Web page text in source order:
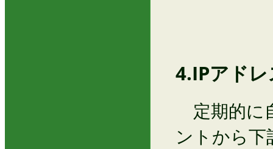
4.IPアド
定期的に
ントから下